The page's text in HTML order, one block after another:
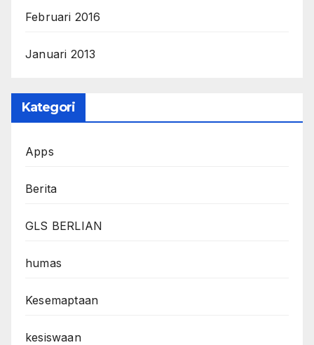
Februari 2016
Januari 2013
Kategori
Apps
Berita
GLS BERLIAN
humas
Kesemaptaan
kesiswaan